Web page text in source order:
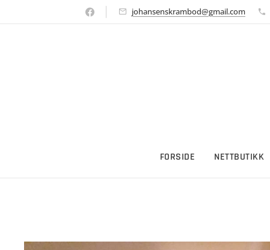
johansenskrambod@gmail.com
FORSIDE NETTBUTIKK